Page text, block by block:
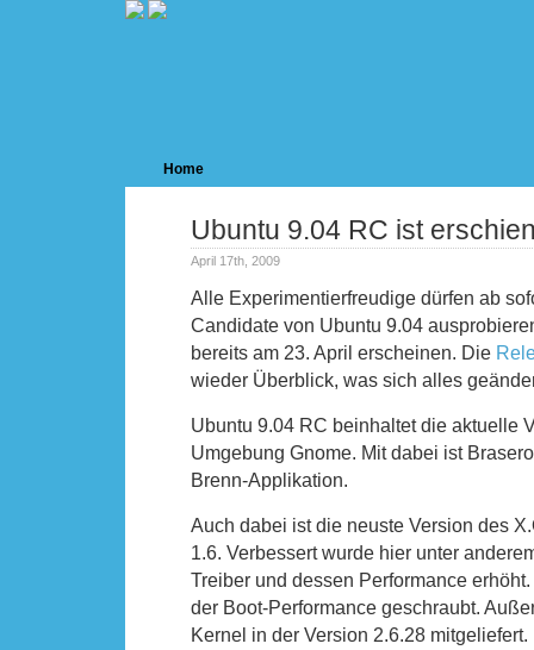
Home
Ubuntu 9.04 RC ist
April 17th, 2009
Alle Experimentierfreudige dürfen ab
Candidate von Ubuntu 9.04
bereits am 23. April erscheinen. Die
wieder Überblick, was sich alles
Ubuntu 9.04 RC beinhaltet die aktuelle
Umgebung Gnome. Mit dabei ist
Brenn-Applikation.
Auch dabei ist die neuste Version des
1.6. Verbessert wurde hier unter
Treiber und dessen Performance
der Boot-Performance geschraubt.
Kernel in der Version 2.6.28